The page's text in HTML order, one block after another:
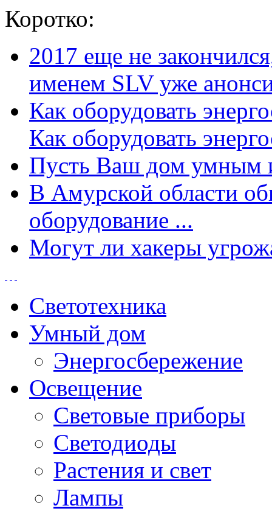
Коротко:
2017 еще не
именем SLV уже
Как оборудовать
Как оборудовать
Пусть Ваш дом умным
В Амурской области
оборудование ...
Могут ли хакеры
Светотехника
Умный дом
Энергосбережение
Освещение
Световые приборы
Светодиоды
Растения и свет
Лампы